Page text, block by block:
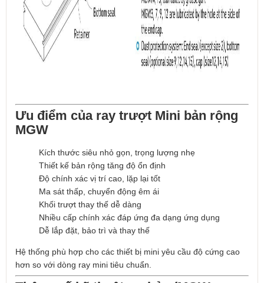
Ưu điểm của ray trượt Mini bản rộng
MGW
Kích thước siêu nhỏ gọn, trọng lượng nhẹ
Thiết kế bản rộng tăng độ ổn định
Độ chính xác vị trí cao, lặp lại tốt
Ma sát thấp, chuyển động êm ái
Khối trượt thay thế dễ dàng
Nhiều cấp chính xác đáp ứng đa dạng ứng dụng
Dễ lắp đặt, bảo trì và thay thế
Hệ thống phù hợp cho các thiết bị mini yêu cầu độ cứng cao
hơn so với dòng ray mini tiêu chuẩn.